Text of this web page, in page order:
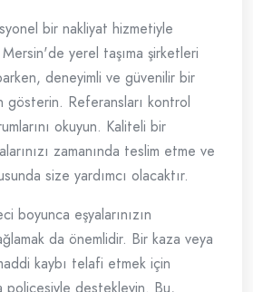
bir nakliyat hizmetiyle
Mersin'de yerel taşıma şirketleri
deneyimli ve güvenilir bir
gösterin. Referansları kontrol
okuyun. Kaliteli bir
zamanında teslim etme ve
size yardımcı olacaktır.
boyunca eşyalarınızın
da önemlidir. Bir kaza veya
kaybı telafi etmek için